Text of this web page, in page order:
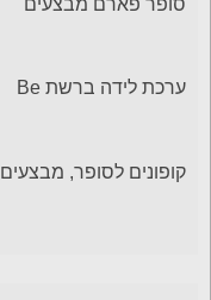
ערכת לידה ברשת Be
קופונים לסופר,